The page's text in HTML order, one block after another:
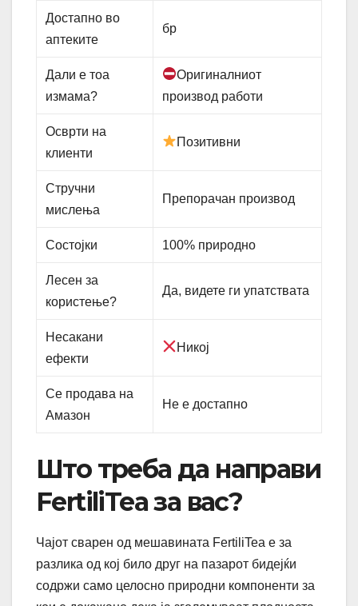
Достапно во
аптеките
бр
Дали е тоа
измама?
Оригиналниот
производ работи
Осврти на
клиенти
Позитивни
Стручни
мислења
Препорачан производ
Состојки 100% природно
Лесен за
користење?
Да, видете ги упатствата
Несакани
ефекти
Никој
Се продава на
Амазон
Не е достапно
Што треба да направи
FertiliTea за вас?
Чајот сварен од мешавината FertiliTea е за
разлика од кој било друг на пазарот бидејќи
содржи само целосно природни компоненти за